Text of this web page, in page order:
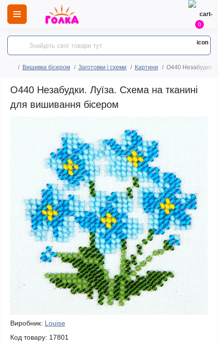
0
Вишивка бісером Заготовки і схеми Картини O440 Незабудки.
O440 Незабудки. Луїза. Схема на тканині
для вишивання бісером
Виробник: Louise
Код товару: 17801